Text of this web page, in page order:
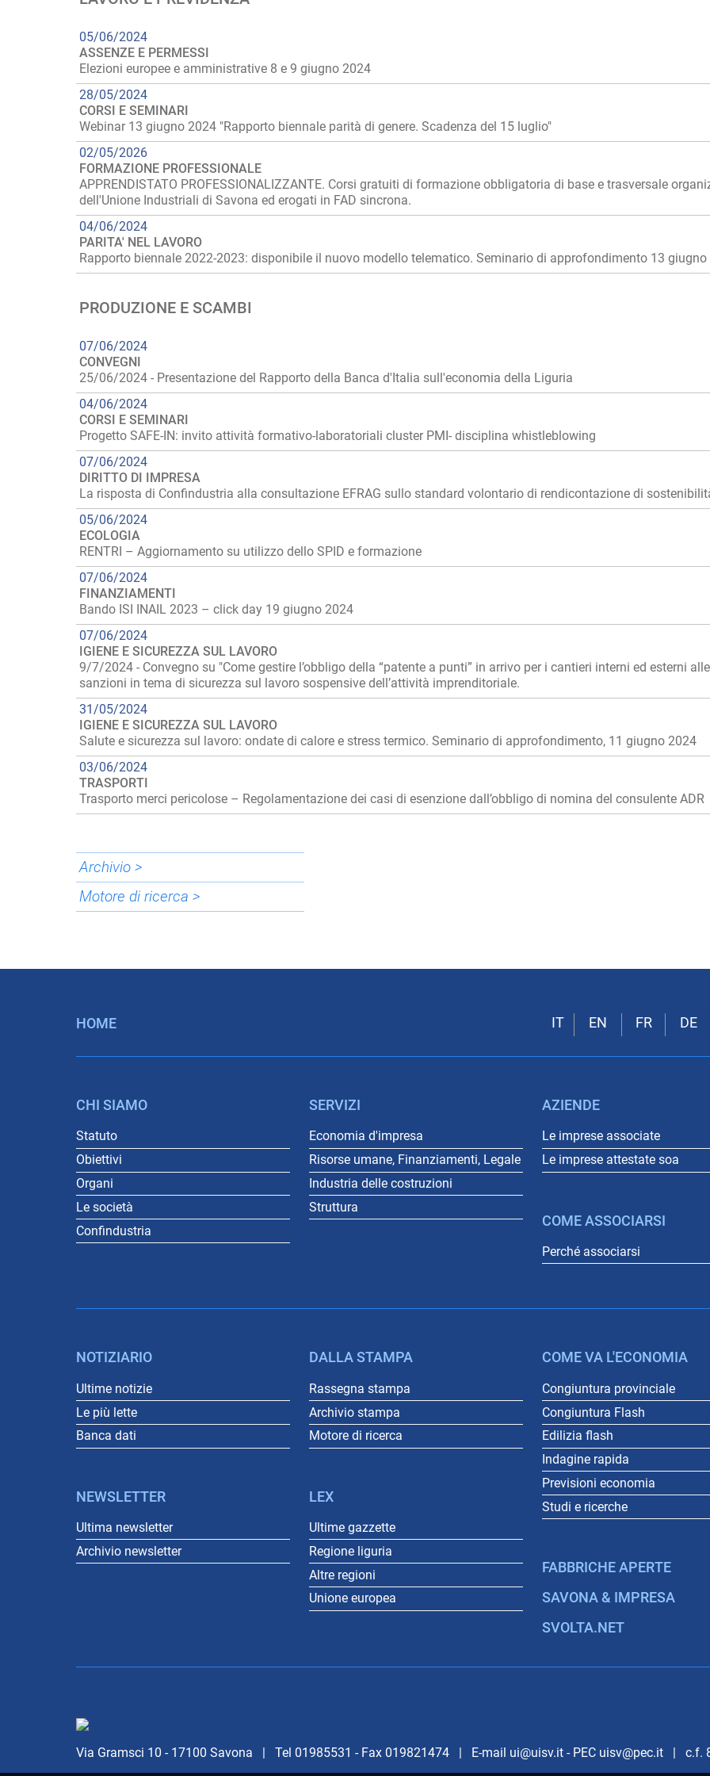
05/06/2024
ASSENZE E PERMESSI
Elezioni europee e amministrative 8 e 9 giugno 2024
28/05/2024
CORSI E SEMINARI
Webinar 13 giugno 2024 "Rapporto biennale parità di genere. Scadenza del 15 luglio"
02/05/2026
FORMAZIONE PROFESSIONALE
APPRENDISTATO PROFESSIONALIZZANTE. Corsi gratuiti di formazione obbligatoria di base e trasversale
dell'Unione Industriali di Savona ed erogati in FAD sincrona.
04/06/2024
PARITA' NEL LAVORO
Rapporto biennale 2022-2023: disponibile il nuovo modello telematico. Seminario di approfondimento 13 giugno
PRODUZIONE E SCAMBI
07/06/2024
CONVEGNI
25/06/2024 - Presentazione del Rapporto della Banca d'Italia sull'economia della Liguria
04/06/2024
CORSI E SEMINARI
Progetto SAFE-IN: invito attività formativo-laboratoriali cluster PMI- disciplina whistleblowing
07/06/2024
DIRITTO DI IMPRESA
La risposta di Confindustria alla consultazione EFRAG sullo standard volontario di rendicontazione di
05/06/2024
ECOLOGIA
RENTRI – Aggiornamento su utilizzo dello SPID e formazione
07/06/2024
FINANZIAMENTI
Bando ISI INAIL 2023 – click day 19 giugno 2024
07/06/2024
IGIENE E SICUREZZA SUL LAVORO
9/7/2024 - Convegno su "Come gestire l’obbligo della “patente a punti” in arrivo per i cantieri interni ed esterni
sanzioni in tema di sicurezza sul lavoro sospensive dell’attività imprenditoriale.
31/05/2024
IGIENE E SICUREZZA SUL LAVORO
Salute e sicurezza sul lavoro: ondate di calore e stress termico. Seminario di approfondimento, 11 giugno 2024
03/06/2024
TRASPORTI
Trasporto merci pericolose – Regolamentazione dei casi di esenzione dall’obbligo di nomina del consulente ADR
Archivio >
Motore di ricerca >
HOME
CHI SIAMO
Statuto
Obiettivi
Organi
Le società
Confindustria
SERVIZI
Economia d'impresa
Risorse umane, Finanziamenti, Legale
Industria delle costruzioni
Struttura
AZIENDE
Le imprese associate
Le imprese attestate soa
COME ASSOCIARSI
Perché associarsi
NOTIZIARIO
Ultime notizie
Le più lette
Banca dati
NEWSLETTER
Ultima newsletter
Archivio newsletter
DALLA STAMPA
Rassegna stampa
Archivio stampa
Motore di ricerca
LEX
Ultime gazzette
Regione liguria
Altre regioni
Unione europea
COME VA L'ECONOMIA
Congiuntura provinciale
Congiuntura Flash
Edilizia flash
Indagine rapida
Previsioni economia
Studi e ricerche
FABBRICHE APERTE
SAVONA & IMPRESA
SVOLTA.NET
Via Gramsci 10 - 17100 Savona | Tel 01985531 - Fax 019821474 | E-mail ui@uisv.it - PEC uisv@pec.it | c.f.